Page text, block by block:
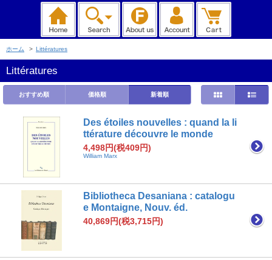
ホーム > Littératures
Littératures
おすすめ順 価格順 新着順
Des étoiles nouvelles : quand la li
ttérature découvre le monde
4,498円(税409円)
William Marx
Bibliotheca Desaniana : catalogu
e Montaigne, Nouv. éd.
40,869円(税3,715円)